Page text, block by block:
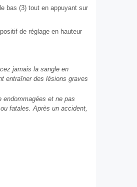
bas (3) tout en appuyant sur
de réglage en hauteur
jamais la sangle en
entraîner des lésions graves
et ne pas
fatales. Après un accident,